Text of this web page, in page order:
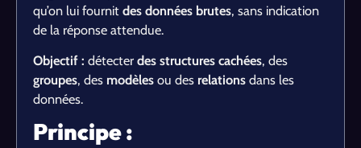
qu’on lui fournit des données brutes, sans indication
de la réponse attendue.
Objectif : détecter des structures cachées, des
groupes, des modèles ou des relations dans les
données.
Principe :